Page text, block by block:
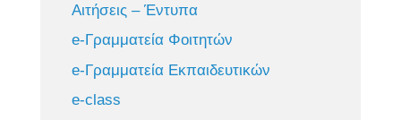
Αιτήσεις – Έντυπα
e-Γραμματεία Φοιτητών
e-Γραμματεία Εκπαιδευτικών
e-class